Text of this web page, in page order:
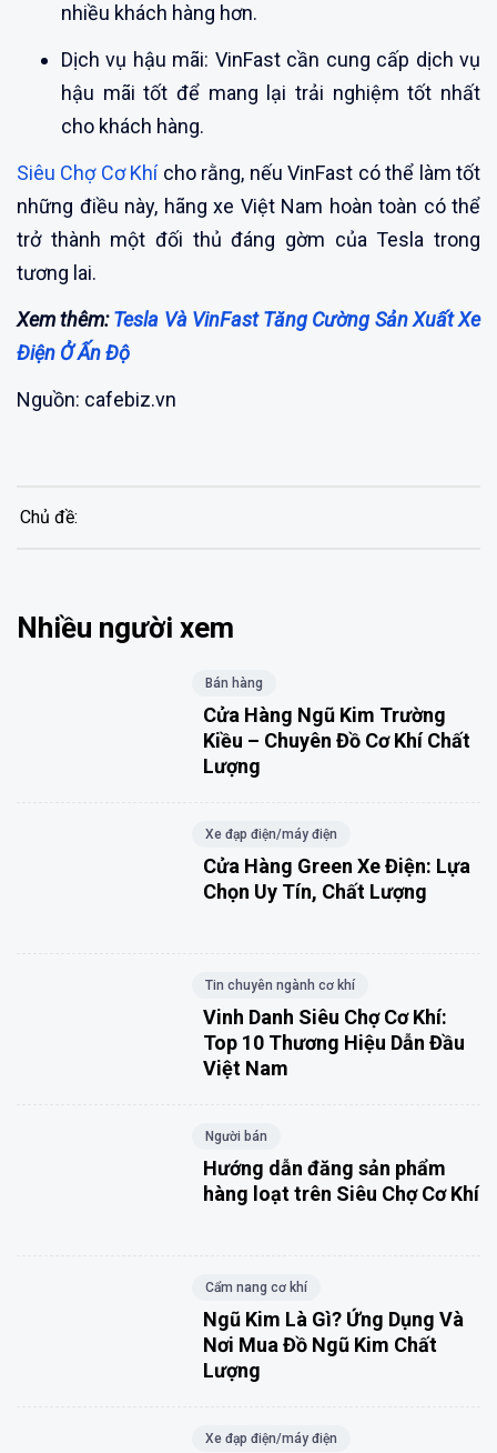
nhiều khách hàng hơn.
Dịch vụ hậu mãi: VinFast cần cung cấp dịch vụ
hậu mãi tốt để mang lại trải nghiệm tốt nhất
cho khách hàng.
Siêu Chợ Cơ Khícho rằng, nếu VinFast có thể làm tốt
những điều này, hãng xe Việt Nam hoàn toàn có thể
trở thành một đối thủ đáng gờm của Tesla trong
tương lai.
Xem thêm:Tesla Và VinFast Tăng Cường Sản Xuất Xe
Điện Ở Ấn Độ
Nguồn: cafebiz.vn
Chủ đề:
Nhiều người xem
Bán hàng
Cửa Hàng Ngũ Kim Trường
Kiều – Chuyên Đồ Cơ Khí Chất
Lượng
Xe đạp điện/máy điện
Cửa Hàng Green Xe Điện: Lựa
Chọn Uy Tín, Chất Lượng
Tin chuyên ngành cơ khí
Vinh Danh Siêu Chợ Cơ Khí:
Top 10 Thương Hiệu Dẫn Đầu
Việt Nam
Người bán
Hướng dẫn đăng sản phẩm
hàng loạt trên Siêu Chợ Cơ Khí
Cẩm nang cơ khí
Ngũ Kim Là Gì? Ứng Dụng Và
Nơi Mua Đồ Ngũ Kim Chất
Lượng
Xe đạp điện/máy điện